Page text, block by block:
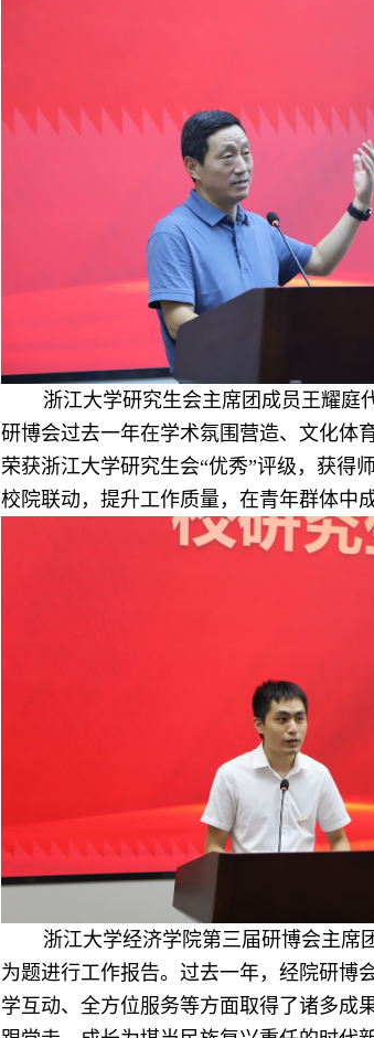
浙江大学研究生会主席团成员王耀庭
研博会过去一年在学术氛围营造、文化体
荣获浙江大学研究生会“优秀”评级 ， 获得
校院联动，提升工作质量 ，在青年群体中
浙江大学经济学院第三届研博会主席
为题进行工作报告。过去一年，经院研博
学互动、 全方位服务等方面取得了诸多成果